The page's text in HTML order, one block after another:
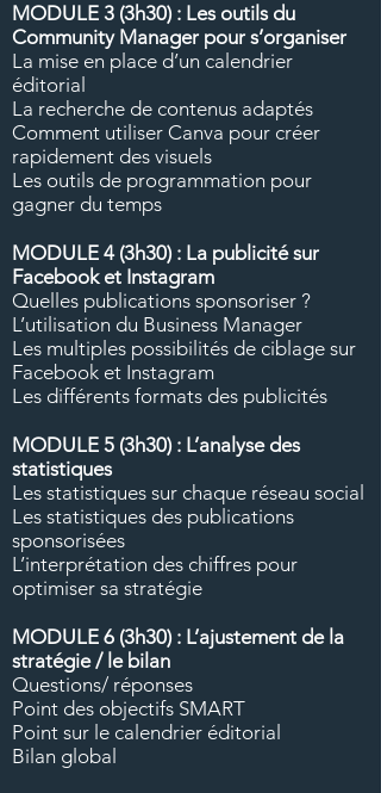
MODULE 3 (3h30) : Les outils du
Community Manager pour s’organiser
La mise en place d’un calendrier
éditorial
La recherche de contenus adaptés
Comment utiliser Canva pour créer
rapidement des visuels
Les outils de programmation pour
gagner du temps
MODULE 4 (3h30) : La publicité sur
Facebook et Instagram
Quelles publications sponsoriser ?
L’utilisation du Business Manager
Les multiples possibilités de ciblage sur
Facebook et Instagram
Les différents formats des publicités
MODULE 5 (3h30) : L’analyse des
statistiques
Les statistiques sur chaque réseau social
Les statistiques des publications
sponsorisées
L’interprétation des chiffres pour
optimiser sa stratégie
MODULE 6 (3h30) : L’ajustement de la
stratégie / le bilan
Questions/ réponses
Point des objectifs SMART
Point sur le calendrier éditorial
Bilan global